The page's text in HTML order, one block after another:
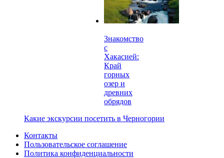
Знакомство
с
Хакасией:
Край
горных
озер и
древних
обрядов
Навигация
по
записям
Предыдущая
Какие экскурсии посетить в Черногории
Контакты
Пользовательское соглашение
Политика конфиденциальности